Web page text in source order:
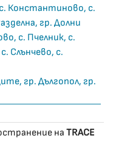
с. Константиново, с.
гр. Долни
с. Пчелник, с.
Слънчево, с.
гр. Дългопол, гр.
на TRACE